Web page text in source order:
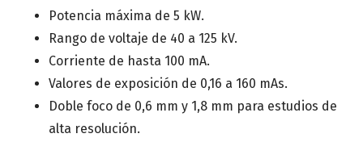
Potencia máxima de 5 kW.
Rango de voltaje de 40 a 125 kV.
Corriente de hasta 100 mA.
Valores de exposición de 0,16 a 160 mAs.
Doble foco de 0,6 mm y 1,8 mm para estudios de
alta resolución.